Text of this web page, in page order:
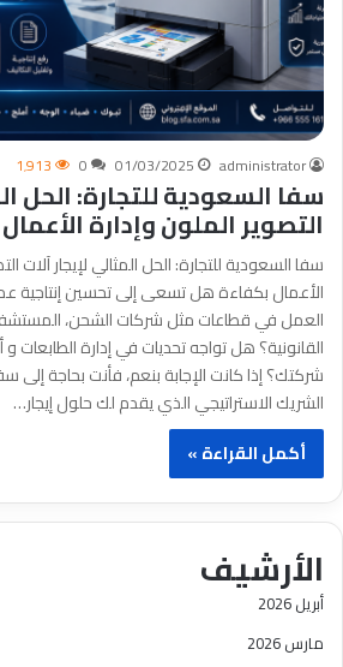
administrator
01/03/2025
0 1٬913
سفا السعودية للتجارة: الحل
التصوير الملون وإدارة
سفا السعودية للتجارة: الحل المثالي لإيجار آلات
الأعمال بكفاءة هل تسعى إلى تحسين إنتاجية
العمل في قطاعات مثل شركات الشحن،
القانونية؟ هل تواجه تحديات في إدارة الطابعات
شركتك؟ إذا كانت الإجابة بنعم، فأنت بحاجة إلى
الشريك الاستراتيجي الذي يقدم لك حلول إيجار…
أكمل القراءة »
الأرشيف
أبريل 2026
مارس 2026